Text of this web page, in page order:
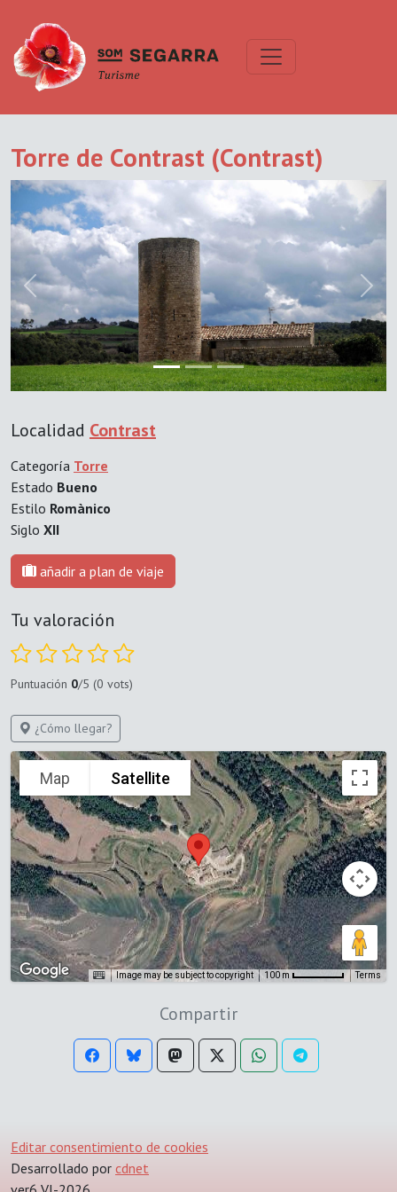
Torre de Contrast (Contrast)
Previous Next
Localidad Contrast
Categoría Torre
Estado Bueno
Estilo Romànico
Siglo XII
añadir a plan de viaje
Tu valoración
Puntuación 0/5 (0 vots)
¿Cómo llegar?
Map Satellite
Image may be subject to copyright 100 m Terms
Compartir
Editar consentimiento de cookies
Desarrollado por cdnet